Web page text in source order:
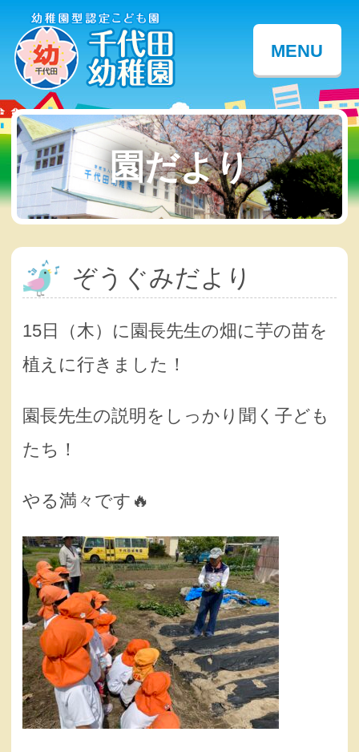
MENU
園だより
ぞうぐみだより
15日（木）に園長先生の畑に芋の苗を
植えに行きました！
園長先生の説明をしっかり聞く子ども
たち！
やる満々です🔥